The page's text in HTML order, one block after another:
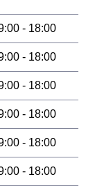
- 18:00
- 18:00
- 18:00
- 18:00
- 18:00
- 18:00